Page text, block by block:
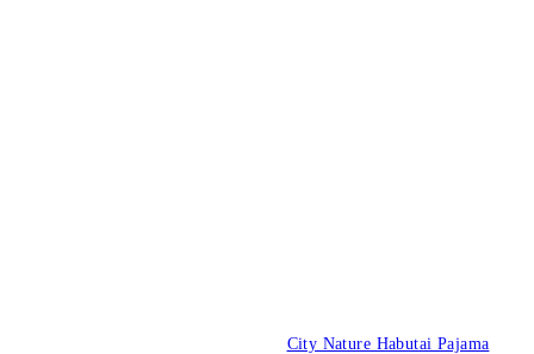
City Nature Habutai Pajama